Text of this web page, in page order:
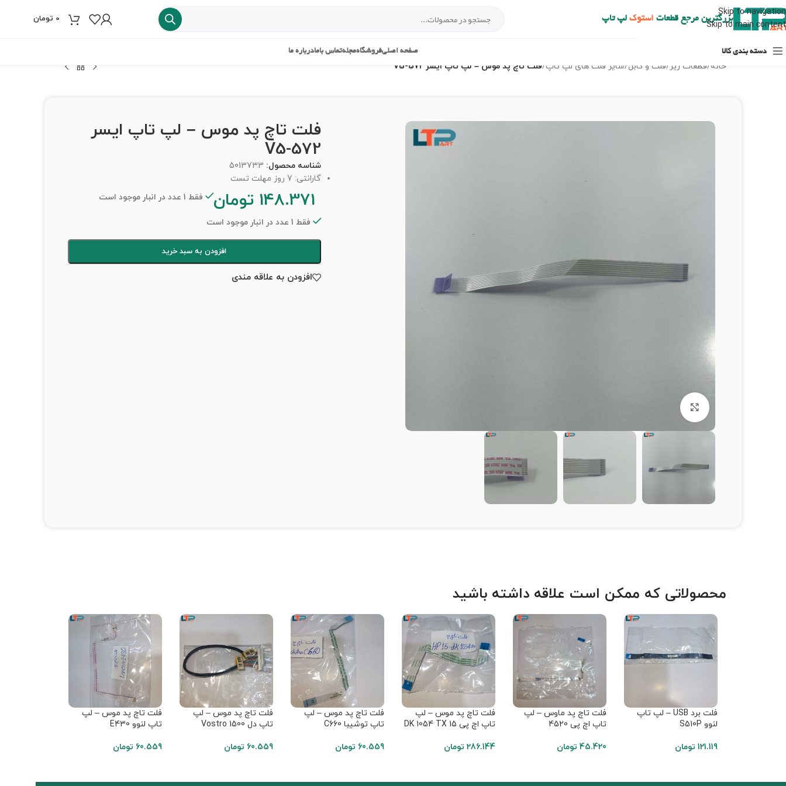
Skip to navigation
Skip to main content
بزرگترین مرجع قطعات استوک لپ تاپ 0 تومان
دسته بندی کالا صفحه اصلیفروشگاهمجلهتماس بامادرباره ما
خانه /قطعات ریز /فلت و کابل /سایر فلت های لپ تاپ/فلت تاچ پد موس – لپ تاپ ایسر V5-572
فلت تاچ پد موس – لپ تاپ ایسر
V5-572
شناسه محصول: 5013733
گارانتی: 7 روز مهلت تست
148.371 تومان فقط 1 عدد در انبار موجود است
فقط 1 عدد در انبار موجود است
افزودن به سبد خرید
افزودن به علاقه مندی
محصولاتی که ممکن است علاقه داشته باشید
فلت برد USB – لپ تاپ
لنوو S510P
121.119 تومان
فلت تاچ پد ماوس – لپ
تاپ اچ پی 4520
45.420 تومان
فلت تاچ پد موس – لپ
تاپ اچ پی 15 DK 1054 TX
286.144 تومان
فلت تاچ پد موس – لپ
تاپ توشیبا C660
60.559 تومان
فلت تاچ پد موس – لپ
تاپ دل Vostro 1500
60.559 تومان
فلت تاچ پد موس – لپ
تاپ لنوو E430
60.559 تومان